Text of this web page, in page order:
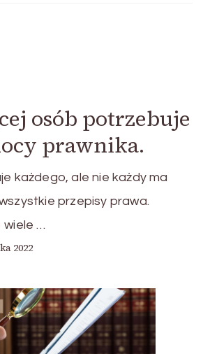
osób potrzebuje
prawnika.
każdego, ale nie każdy ma
przepisy prawa.
wiele …
2022